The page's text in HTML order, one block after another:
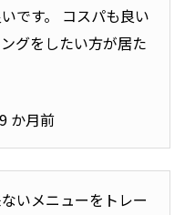
です。 コスパも良い
グをしたい方が居た
9 か月前
いメニューをトレー